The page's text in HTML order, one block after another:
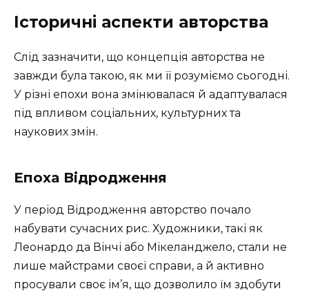
Історичні аспекти авторства
Слід зазначити, що концепція авторства не
завжди була такою, як ми її розуміємо сьогодні.
У різні епохи вона змінювалася й адаптувалася
під впливом соціальних, культурних та
наукових змін.
Епоха Відродження
У період Відродження авторство почало
набувати сучасних рис. Художники, такі як
Леонардо да Вінчі або Мікеланджело, стали не
лише майстрами своєї справи, а й активно
просували своє ім’я, що дозволило їм здобути